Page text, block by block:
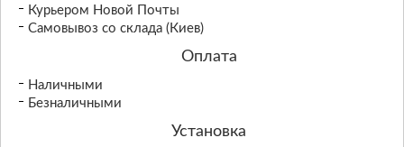
Курьером Новой Почты
Самовывоз со склада (Киев)
Оплата
Наличными
Безналичными
Установка